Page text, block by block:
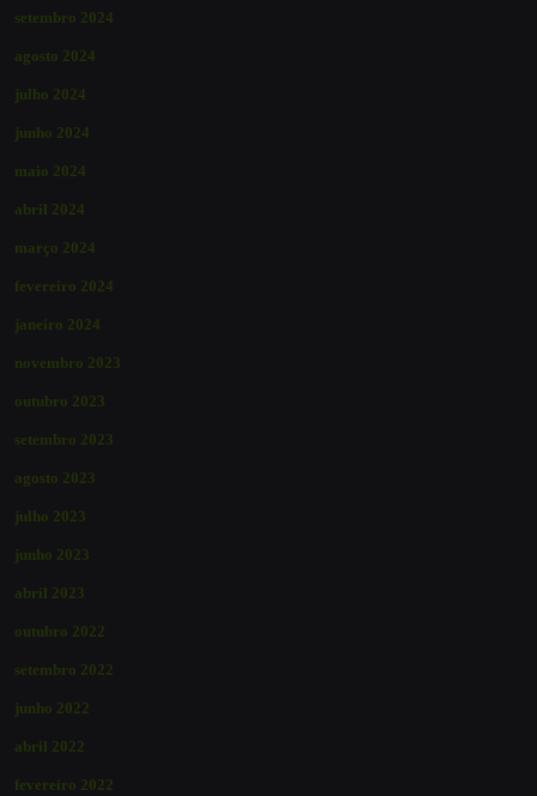
setembro 2024
agosto 2024
julho 2024
junho 2024
maio 2024
abril 2024
março 2024
fevereiro 2024
janeiro 2024
novembro 2023
outubro 2023
setembro 2023
agosto 2023
julho 2023
junho 2023
abril 2023
outubro 2022
setembro 2022
junho 2022
abril 2022
fevereiro 2022